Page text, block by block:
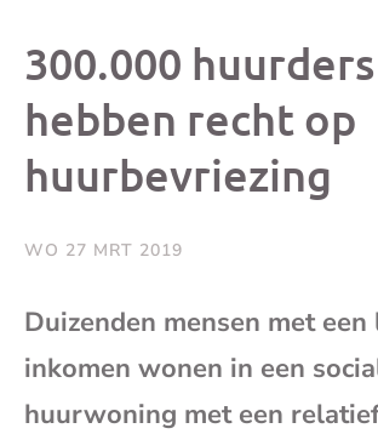
300.000 huurders
hebben recht op
huurbevriezing
WO 27 MRT 2019
Duizenden mensen met een
inkomen wonen in een
huurwoning met een